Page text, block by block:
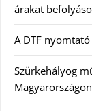
árakat
A DTF
Szürkehályog